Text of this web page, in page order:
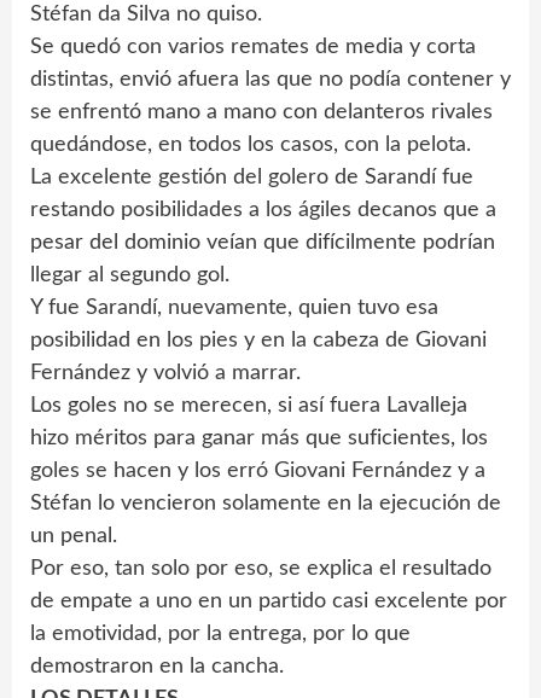
Stéfan da Silva no quiso.
Se quedó con varios remates de media y corta
distintas, envió afuera las que no podía contener y
se enfrentó mano a mano con delanteros rivales
quedándose, en todos los casos, con la pelota.
La excelente gestión del golero de Sarandí fue
restando posibilidades a los ágiles decanos que a
pesar del dominio veían que difícilmente podrían
llegar al segundo gol.
Y fue Sarandí, nuevamente, quien tuvo esa
posibilidad en los pies y en la cabeza de Giovani
Fernández y volvió a marrar.
Los goles no se merecen, si así fuera Lavalleja
hizo méritos para ganar más que suficientes, los
goles se hacen y los erró Giovani Fernández y a
Stéfan lo vencieron solamente en la ejecución de
un penal.
Por eso, tan solo por eso, se explica el resultado
de empate a uno en un partido casi excelente por
la emotividad, por la entrega, por lo que
demostraron en la cancha.